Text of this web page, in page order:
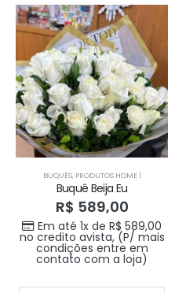
BUQUÊS, PRODUTOS HOME 1
Buquê Beija Eu
R$ 589,00
Em até 1x de R$ 589,00
no credito avista, (P/ mais
condições entre em
contato com a loja)